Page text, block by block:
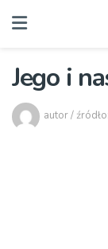
Jego i
autor / źródło: